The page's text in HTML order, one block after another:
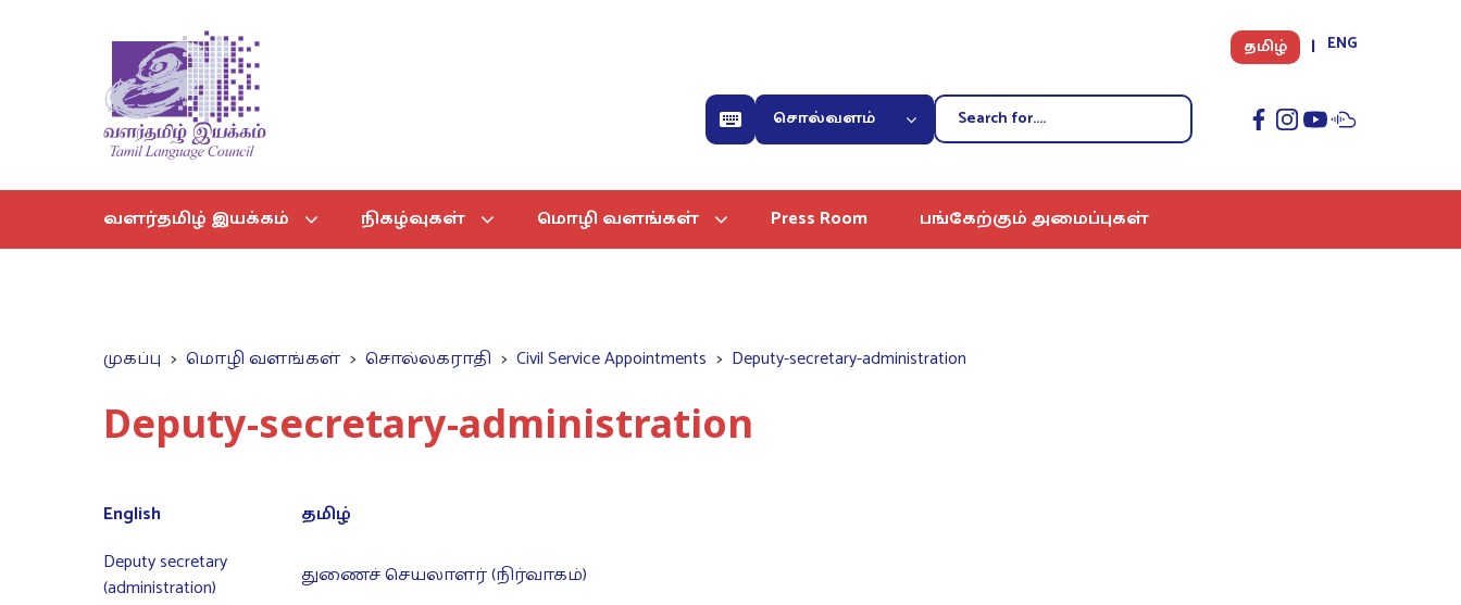
தமிழ் ENG
சொல்வளம்
வளர்தமிழ் இயக்கம் நிகழ்வுகள் மொழி வளங்கள் Press Room பங்கேற்கும் அமைப்புகள்
முகப்பு மொழி வளங்கள் சொல்லகராதி Civil Service Appointments Deputy-secretary-administration
Deputy-secretary-administration
English
தமிழ்
Deputy secretary
(administration)
துணைச் செயலாளர் (நிர்வாகம்)